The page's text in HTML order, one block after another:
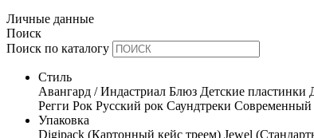
Личные данные
Поиск
Поиск по каталогу
Стиль
Авангард / Индастриал Блюз Детские пластинки
Регги Рок Русский рок Саундтреки Современный
Упаковка
Digipack (Картонный кейс треем) Jewel